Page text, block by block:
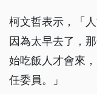
柯文哲表示，「
因為太早去了，
始吃飯人才會來
任委員。」